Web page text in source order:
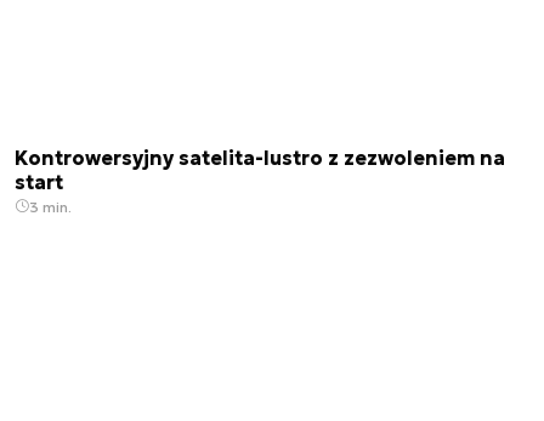
Kontrowersyjny satelita-lustro z zezwoleniem na
start
3 min.